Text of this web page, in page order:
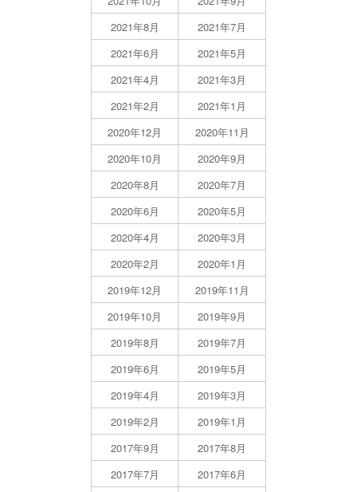
2021年8月
2021年7月
2021年6月
2021年5月
2021年4月
2021年3月
2021年2月
2021年1月
2020年12月
2020年11月
2020年10月
2020年9月
2020年8月
2020年7月
2020年6月
2020年5月
2020年4月
2020年3月
2020年2月
2020年1月
2019年12月
2019年11月
2019年10月
2019年9月
2019年8月
2019年7月
2019年6月
2019年5月
2019年4月
2019年3月
2019年2月
2019年1月
2017年9月
2017年8月
2017年7月
2017年6月